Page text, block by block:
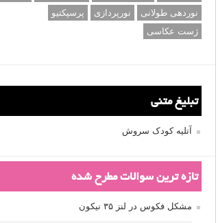
نوردهی طولانی
نورپردازی
پرسپکتیو
ژست عکاسی
تبلیغ متنی
آتلیه کودک سروش
تازه ترین سوالات مطرح شده
مشکل فکوس در لنز ۳۵ نیکون